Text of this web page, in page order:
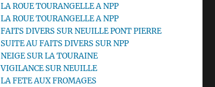
LA ROUE TOURANGELLE A NPP
LA ROUE TOURANGELLE A NPP
FAITS DIVERS SUR NEUILLE PONT PIERRE
SUITE AU FAITS DIVERS SUR NPP
NEIGE SUR LA TOURAINE
VIGILANCE SUR NEUILLE
LA FETE AUX FROMAGES